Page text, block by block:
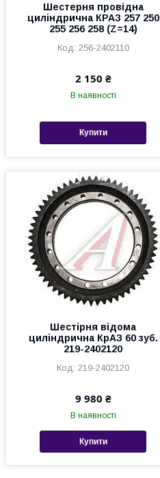
Шестерня провідна
циліндрична КРАЗ 257 250
255 256 258 (Z=14)
256-2402110
2 150 ₴
В наявності
Купити
Шестірня відома
циліндрична КрАЗ 60 зуб.
219-2402120
219-2402120
9 980 ₴
В наявності
Купити